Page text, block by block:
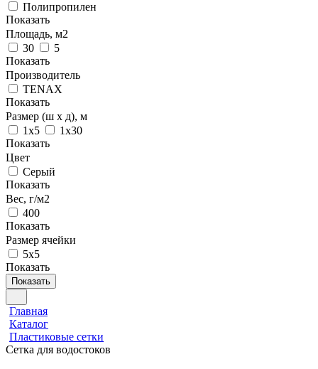
Полипропилен
Показать
Площадь, м2
30
5
Показать
Производитель
TENAX
Показать
Размер (ш х д), м
1х5
1х30
Показать
Цвет
Серый
Показать
Вес, г/м2
400
Показать
Размер ячейки
5х5
Показать
Показать
Главная
Каталог
Пластиковые сетки
Сетка для водостоков